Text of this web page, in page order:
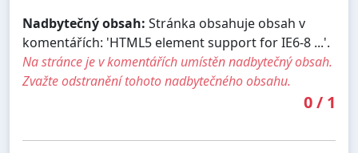
Nadbytečný obsah: Stránka obsahuje obsah v
komentářích: 'HTML5 element support for IE6-8 ...'.
Na stránce je v komentářích umístěn nadbytečný obsah.
Zvažte odstranění tohoto nadbytečného obsahu.
0/ 1